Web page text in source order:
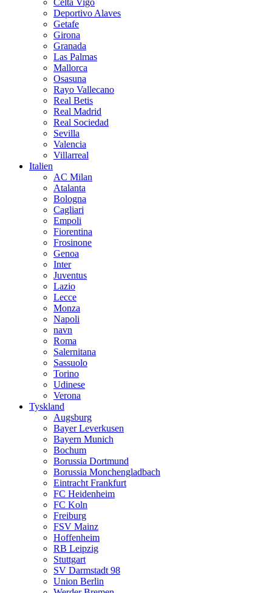
Deportivo Alaves
Getafe
Girona
Granada
Las Palmas
Mallorca
Osasuna
Rayo Vallecano
Real Betis
Real Madrid
Real Sociedad
Sevilla
Valencia
Villarreal
Italien
AC Milan
Atalanta
Bologna
Cagliari
Empoli
Fiorentina
Frosinone
Genoa
Inter
Juventus
Lazio
Lecce
Monza
Napoli
navn
Roma
Salernitana
Sassuolo
Torino
Udinese
Verona
Tyskland
Augsburg
Bayer Leverkusen
Bayern Munich
Bochum
Borussia Dortmund
Borussia Monchengladbach
Eintracht Frankfurt
FC Heidenheim
FC Koln
Freiburg
FSV Mainz
Hoffenheim
RB Leipzig
Stuttgart
SV Darmstadt 98
Union Berlin